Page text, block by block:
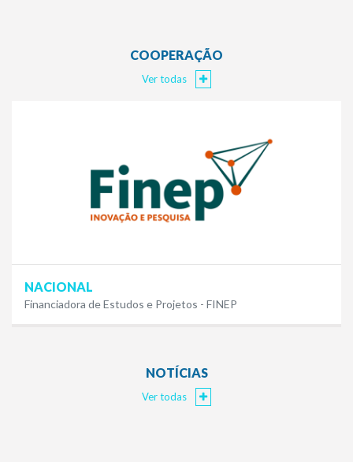
COOPERAÇÃO
Ver todas
NACIONAL
Financiadora de Estudos e Projetos - FINEP
NOTÍCIAS
Ver todas